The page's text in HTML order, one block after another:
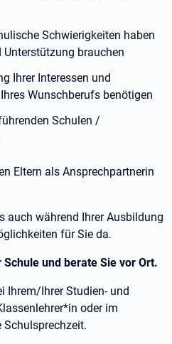
Schwierigkeiten haben
Unterstützung brauchen
Ihrer Interessen und
Wunschberufs benötigen
Schulen /
Eltern als Ansprechpartnerin
auch während Ihrer Ausbildung
für Sie da.
und berate Sie vor Ort.
Ihrem/Ihrer Studien- und
oder im
Schulsprechzeit.